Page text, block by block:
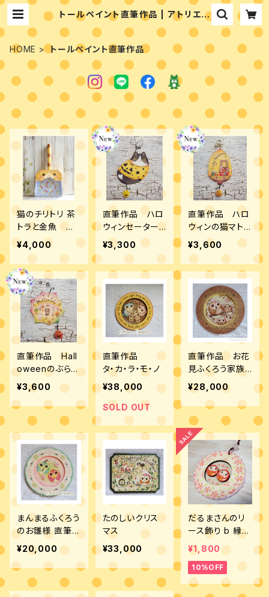
トールペイント直筆作品 | アトリエシ
ュエット 富永ゆかりのペイントショッ
プ
HOME
トールペイント直筆作品
猫のチリトリ 茶
トラと金魚 完
成品
¥4,000
直筆作品 ハロ
ウィンセーター
のハチワレ猫
オーナメント
¥3,300
直筆作品 ハロ
ウィンの猫マトさ
ん オーナメン
ト 両面
¥3,600
直筆作品 Hall
oweenのぶら下
がりオーナメン
ト 両面
¥3,600
直筆作品
タ・カ・ラ・モ・ノ
¥38,000
SOLD OUT
直筆作品 お花
見ふくろう家族
ウッドバーニング
＆ペイント作品
¥28,000
まんまるふくろう
のお雛様 直筆作
品
¥20,000
たのしいクリス
マス
¥33,000
だるまさんのリ
ース飾り b 縁福
桜 完成品
¥1,800
10%OFF